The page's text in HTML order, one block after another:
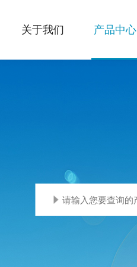
关于我们 产品中心